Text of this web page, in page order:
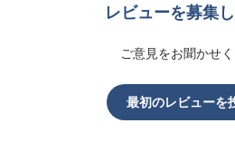
レビューを募集
ご意見をお聞かせく
最初のレビューを